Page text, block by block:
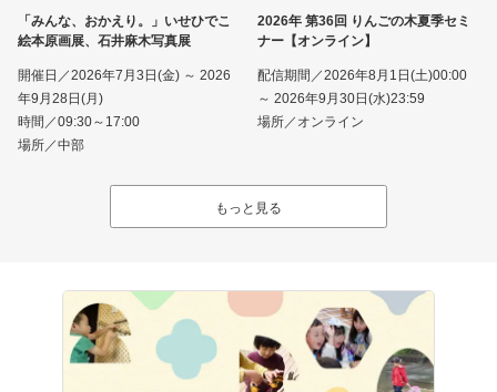
「みんな、おかえり。」いせひでこ
絵本原画展、石井麻木写真展
開催日／2026年7月3日(金) ～ 2026
年9月28日(月)
時間／09:30～17:00
場所／中部
2026年 第36回 りんごの木夏季セミ
ナー【オンライン】
配信期間／2026年8月1日(土)00:00
～ 2026年9月30日(水)23:59
場所／オンライン
もっと見る